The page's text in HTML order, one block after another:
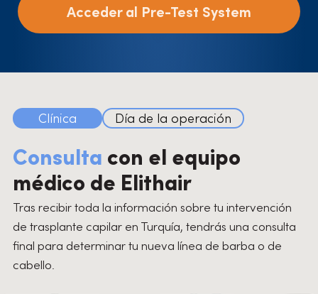
Acceder al Pre-Test System
Clínica Día de la operación
Consulta con el equipo
médico de Elithair
Tras recibir toda la información sobre tu intervención
de trasplante capilar en Turquía, tendrás una consulta
final para determinar tu nueva línea de barba o de
cabello.